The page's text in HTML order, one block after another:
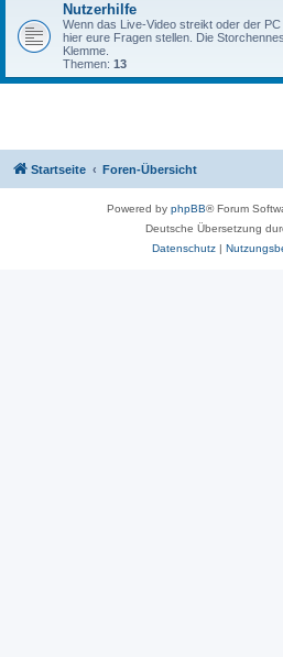
Nutzerhilfe
Wenn das Live-Video streikt oder der
hier eure Fragen stellen. Die
Klemme.
Themen: 13
Startseite Foren-Übersicht
Powered by phpBB® Forum
Deutsche Übersetzung
Datenschutz|